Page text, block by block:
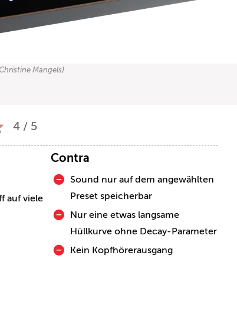
Mangels)
4 / 5
auf viele
Contra
Sound nur auf dem angewählten
Preset speicherbar
Nur eine etwas langsame
Hüllkurve ohne Decay-Parameter
Kein Kopfhörerausgang